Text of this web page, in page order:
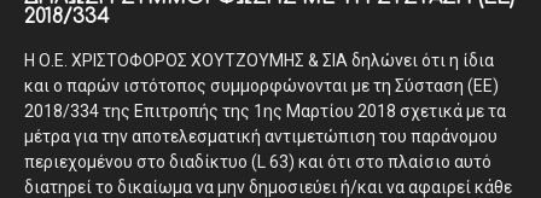
2018/334
Η Ο.Ε. ΧΡΙΣΤΟΦΟΡΟΣ ΧΟΥΤΖΟΥΜΗΣ & ΣΙΑ δηλώνει ότι η ίδια
και ο παρών ιστότοπος συμμορφώνονται με τη Σύσταση (ΕΕ)
2018/334 της Επιτροπής της 1ης Μαρτίου 2018 σχετικά με τα
μέτρα για την αποτελεσματική αντιμετώπιση του παράνομου
περιεχομένου στο διαδίκτυο (L 63) και ότι στο πλαίσιο αυτό
διατηρεί το δικαίωμα να μην δημοσιεύει ή/και να αφαιρεί κάθε